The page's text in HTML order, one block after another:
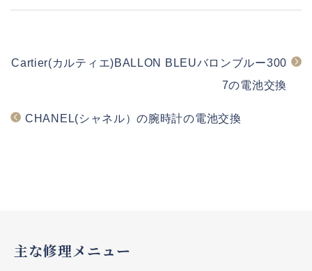
Cartier(カルティエ)BALLON BLEUバロンブルー300
7の電池交換
CHANEL(シャネル）の腕時計の電池交換
主な修理メニュー